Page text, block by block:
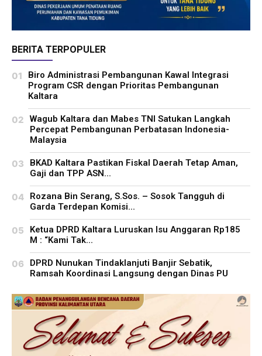
BERITA TERPOPULER
Biro Administrasi Pembangunan Kawal Integrasi
Program CSR dengan Prioritas Pembangunan
Kaltara
Wagub Kaltara dan Mabes TNI Satukan Langkah
Percepat Pembangunan Perbatasan Indonesia-
Malaysia
BKAD Kaltara Pastikan Fiskal Daerah Tetap Aman,
Gaji dan TPP ASN...
Rozana Bin Serang, S.Sos. – Sosok Tangguh di
Garda Terdepan Komisi...
Ketua DPRD Kaltara Luruskan Isu Anggaran Rp185
M : “Kami Tak...
DPRD Nunukan Tindaklanjuti Banjir Sebatik,
Ramsah Koordinasi Langsung dengan Dinas PU